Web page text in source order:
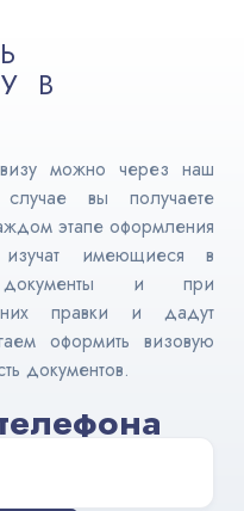
В
визу можно через наш
вы получаете
этапе оформления
изучат имеющиеся в
документы и при
правки и дадут
оформить визовую
документов.